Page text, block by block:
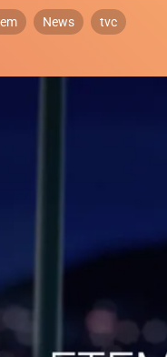
News tvc